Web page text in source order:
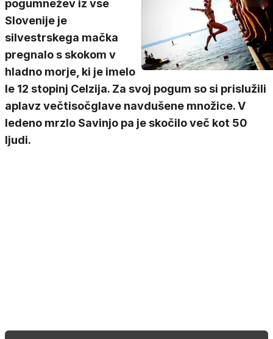
pogumnežev iz vse
Slovenije je
silvestrskega mačka
pregnalo s skokom v
hladno morje, ki je imelo
le 12 stopinj Celzija. Za svoj pogum so si prislužili
aplavz večtisočglave navdušene množice. V
ledeno mrzlo Savinjo pa je skočilo več kot 50
ljudi.